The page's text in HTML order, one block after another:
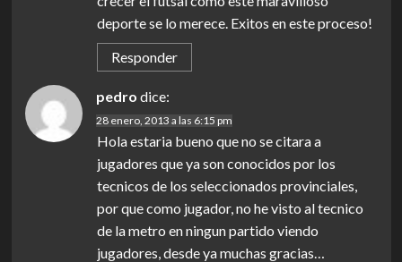
deporte se lo merece. Exitos en este proceso!
Responder
pedro dice:
28 enero, 2013 a las 6:15 pm
Hola estaria bueno que no se citara a
jugadores que ya son conocidos por los
tecnicos de los seleccionados provinciales,
por que como jugador, no he visto al tecnico
de la metro en ningun partido viendo
jugadores, desde ya muchas gracias…